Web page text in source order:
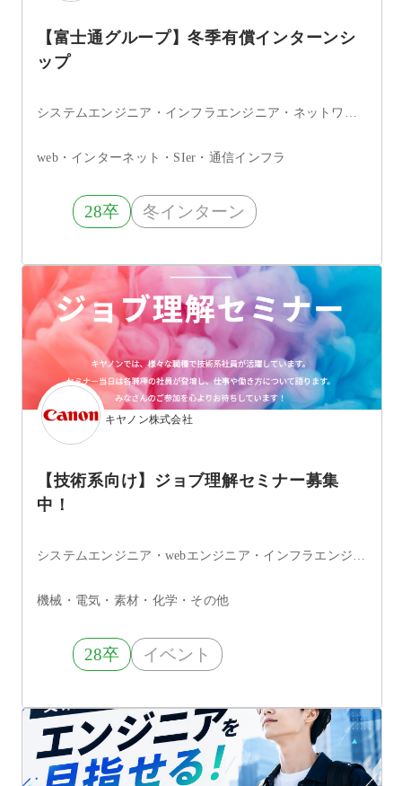
【富士通グループ】冬季有償インターンシ
ップ
web・インターネット・SIer・通信インフラ
28卒 冬インターン
キヤノン株式会社
【技術系向け】ジョブ理解セミナー募集
中！
機械・電気・素材・化学・その他
28卒 イベント